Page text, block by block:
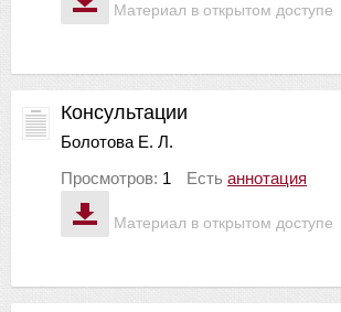
Материал в открытом доступе
Материал в открытом доступе
Консультации
Болотова Е. Л.
Просмотров: 1 Есть аннотация